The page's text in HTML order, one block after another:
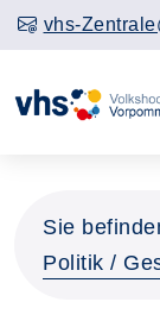
vhs-
Sie
Politik /